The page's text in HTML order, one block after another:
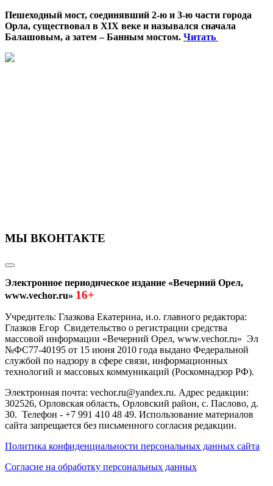
Пешеходный мост, соединявший 2-ю и 3-ю части города
Орла, существовал в XIX веке и назывался сначала
Балашовым, а затем – Банным мостом. Читать
МЫ ВКОНТАКТЕ
Электронное периодическое издание «Вечерний Орел,
www.vechor.ru» 16+
Учредитель: Глазкова Екатерина, и.о. главного редактора:
Глазков Егор Свидетельство о регистрации средства
массовой информации «Вечерний Орел, www.vechor.ru» Эл
№ФС77-40195 от 15 июня 2010 года выдано Федеральной
службой по надзору в сфере связи, информационных
технологий и массовых коммуникаций (Роскомнадзор РФ).
Электронная почта: vechor.ru@yandex.ru. Адрес редакции:
302526, Орловская область, Орловский район, с. Паслово, д.
30. Телефон - +7 991 410 48 49. Использование материалов
сайта запрещается без письменного согласия редакции.
Политика конфиденциальности персональных данных сайта
Согласие на обработку персональных данных